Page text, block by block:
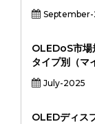
25-50フィー
（HDMI 1.4
デイベード、
オンライン
OLEDoS市場
タイプ別（マ
レイ、モノク
（拡張現実、
スケア、軍事
July-2025
OLEDディス